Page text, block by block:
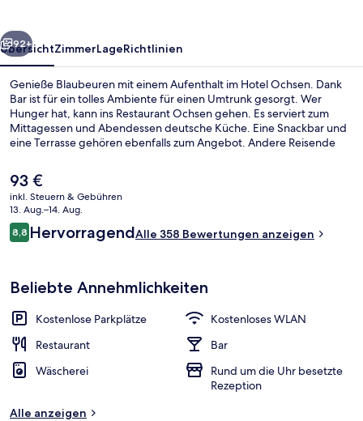
Weiter
92+
ÜbersichtZimmerLageRichtlinien
Genieße Blaubeuren mit einem Aufenthalt im Hotel Ochsen. Dank
Bar ist für ein tolles Ambiente für einen Umtrunk gesorgt. Wer
Hunger hat, kann ins Restaurant Ochsen gehen. Es serviert zum
Mittagessen und Abendessen deutsche Küche. Eine Snackbar und
eine Terrasse gehören ebenfalls zum Angebot. Andere Reisende
Der
aktuelle
Preis
beträgt
93 €.
93 €
inkl. Steuern & Gebühren
13. Aug.–14. Aug.
Bewertungen
8,88,8 von 10.
HervorragendAlle 358 Bewertungen anzeigen
Beliebte Annehmlichkeiten
Kostenlose Parkplätze
Kostenloses WLAN
Restaurant
Bar
Wäscherei
Rund um die Uhr besetzte
Rezeption
Alle anzeigen